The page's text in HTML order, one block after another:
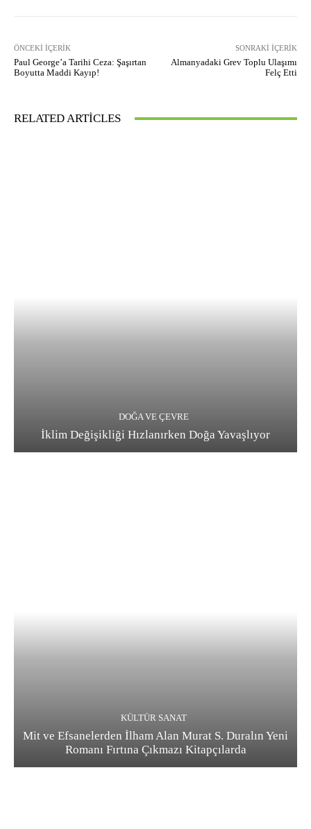
ÖNCEKI İÇERIK
Paul George’a Tarihi Ceza: Şaşırtan
Boyutta Maddi Kayıp!
SONRAKI İÇERIK
Almanyadaki Grev Toplu Ulaşımı
Felç Etti
RELATED ARTICLES
DOĞA VE ÇEVRE
İklim Değişikliği Hızlanırken Doğa Yavaşlıyor
KÜLTÜR SANAT
Mit ve Efsanelerden İlham Alan Murat S. Duralın Yeni
Romanı Fırtına Çıkmazı Kitapçılarda